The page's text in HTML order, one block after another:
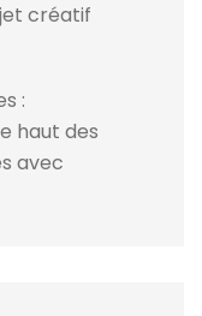
créatif
:
haut des
avec